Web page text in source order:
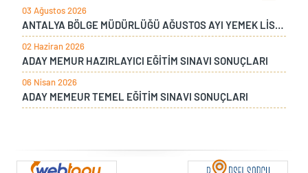
03 Ağustos 2026
ANTALYA BÖLGE MÜDÜRLÜĞÜ AĞUSTOS AYI YEMEK LİSTESİ
02 Haziran 2026
ADAY MEMUR HAZIRLAYICI EĞİTİM SINAVI SONUÇLARI
06 Nisan 2026
ADAY MEMEUR TEMEL EĞİTİM SINAVI SONUÇLARI